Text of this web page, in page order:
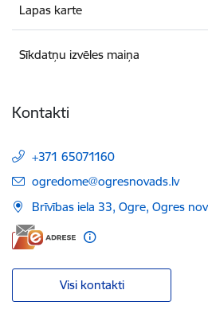
Lapas karte
Sīkdatņu izvēles maiņa
Kontakti
+371 65071160
E-pasts:
ogredome@ogresnovads.lv
Brīvības iela 33, Ogre, Ogres
Visi kontakti